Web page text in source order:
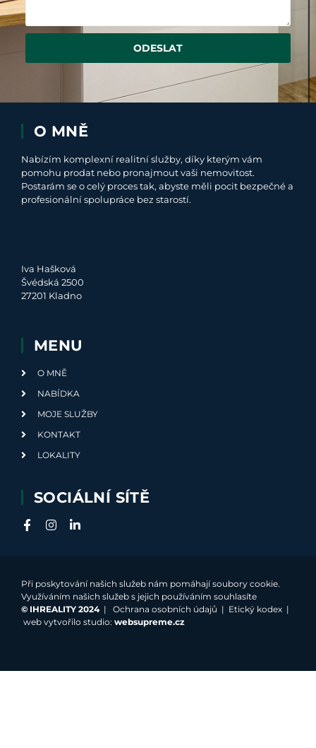
ODESLAT
O MNĚ
Nabízím komplexní realitní služby, díky kterým vám
pomohu prodat nebo pronajmout vaši nemovitost.
Postarám se o celý proces tak, abyste měli pocit bezpečné a
profesionální spolupráce bez starostí.
Iva Hašková
Švédská 2500
27201 Kladno
MENU
O MNĚ
NABÍDKA
MOJE SLUŽBY
KONTAKT
LOKALITY
SOCIÁLNÍ SÍTĚ
Při poskytování našich služeb nám pomáhají soubory cookie.
Využíváním našich služeb s jejich používáním souhlasíte
© IHREALITY 2024| Ochrana osobních údajů | Etický kodex |
web vytvořilo studio: websupreme.cz